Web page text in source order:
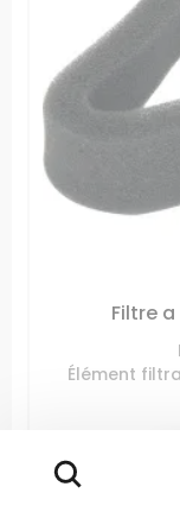
Filtre
Élément